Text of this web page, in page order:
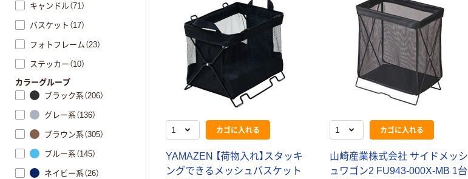
カゴに入れる
YAMAZEN 【荷物入れ】スタッキ
ングできるメッシュバスケット
カゴに入れる
山崎産業株式会社 サイドメッシ
ュワゴン2 FU943-000X-MB 1台
キャンドル（71）
バスケット（17）
フォトフレーム（23）
ステッカー（10）
カラーグループ
ブラック系（206）
グレー系（136）
ブラウン系（305）
ブルー系（145）
ネイビー系（26）